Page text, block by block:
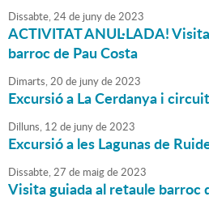
Dissabte,24de junyde2023
ACTIVITAT ANUL·LADA!
barroc de Pau Costa
Dimarts,20 de junyde2023
Excursió a La Cerdanya i
Dilluns, 12 de junyde2023
Excursió a les Lagunas de
Dissabte,27 de maigde2023
Visita guiada al retaule barroc